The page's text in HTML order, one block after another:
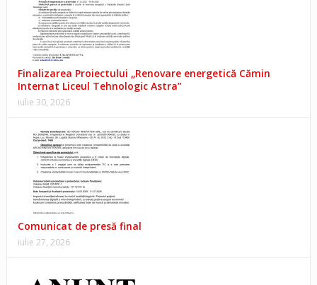
Finalizarea Proiectului „Renovare energetică Cămin
Internat Liceul Tehnologic Astra”
iulie 30, 2026
Comunicat de presă final
iulie 27, 2026